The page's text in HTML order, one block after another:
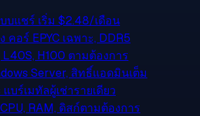
บบแชร์ เริ่ม $2.48/เดือน
คอร์ EPYC เฉพาะ, DDR5
L40S, H100 ตามต้องการ
Server, สิทธิ์แอดมินเต็ม
แบร์เมทัลผู้เช่ารายเดียว
RAM, ดิสก์ตามต้องการ